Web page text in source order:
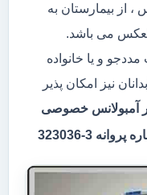
، از بیمارستان به
می باشد.
و یا خانواده
نیز امکان پذیر
آمبولانس خصوصی